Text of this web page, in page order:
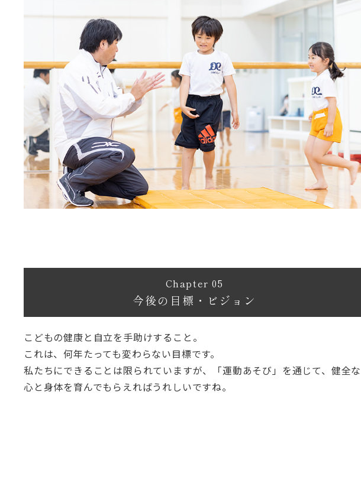
Chapter 05
今後の目標・ビジョン
こどもの健康と自立を手助けすること。
これは、何年たっても変わらない目標です。
私たちにできることは限られていますが、「運動あそび」を通じて、健全な
心と身体を育んでもらえればうれしいですね。